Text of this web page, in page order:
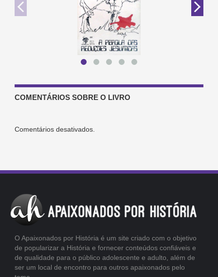
COMENTÁRIOS SOBRE O LIVRO
Comentários desativados.
O Apaixonados por História é um site criado com o objetivo
de popularizar a História e fornecer conteúdos confiáveis e
de qualidade para o público adolescente e adulto, além de
ser um local de encontro para outros apaixonados pelo